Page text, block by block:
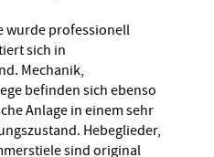
wurde professionell
sich in
Mechanik,
befinden sich ebenso
Anlage in einem sehr
Hebeglieder,
sind original